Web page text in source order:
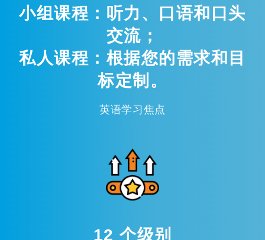
小组课程：听力、口语和口头
交流；
私人课程：根据您的需求和目
标定制。
英语学习焦点
12 个级别